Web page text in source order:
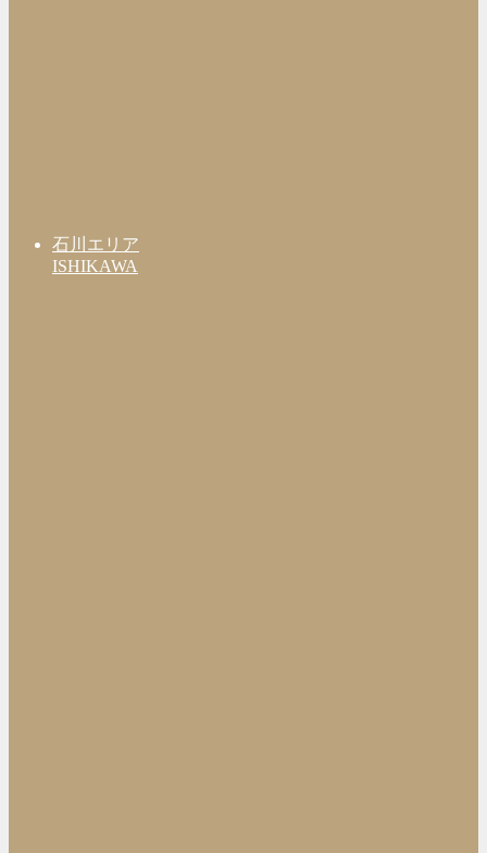
石川エリア
ISHIKAWA